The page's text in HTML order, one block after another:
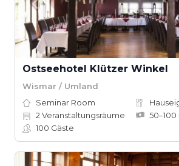
Ostseehotel Klützer Winkel
Wismar / Umland
Seminar Room
2 Veranstaltungsräume
100 Gäste